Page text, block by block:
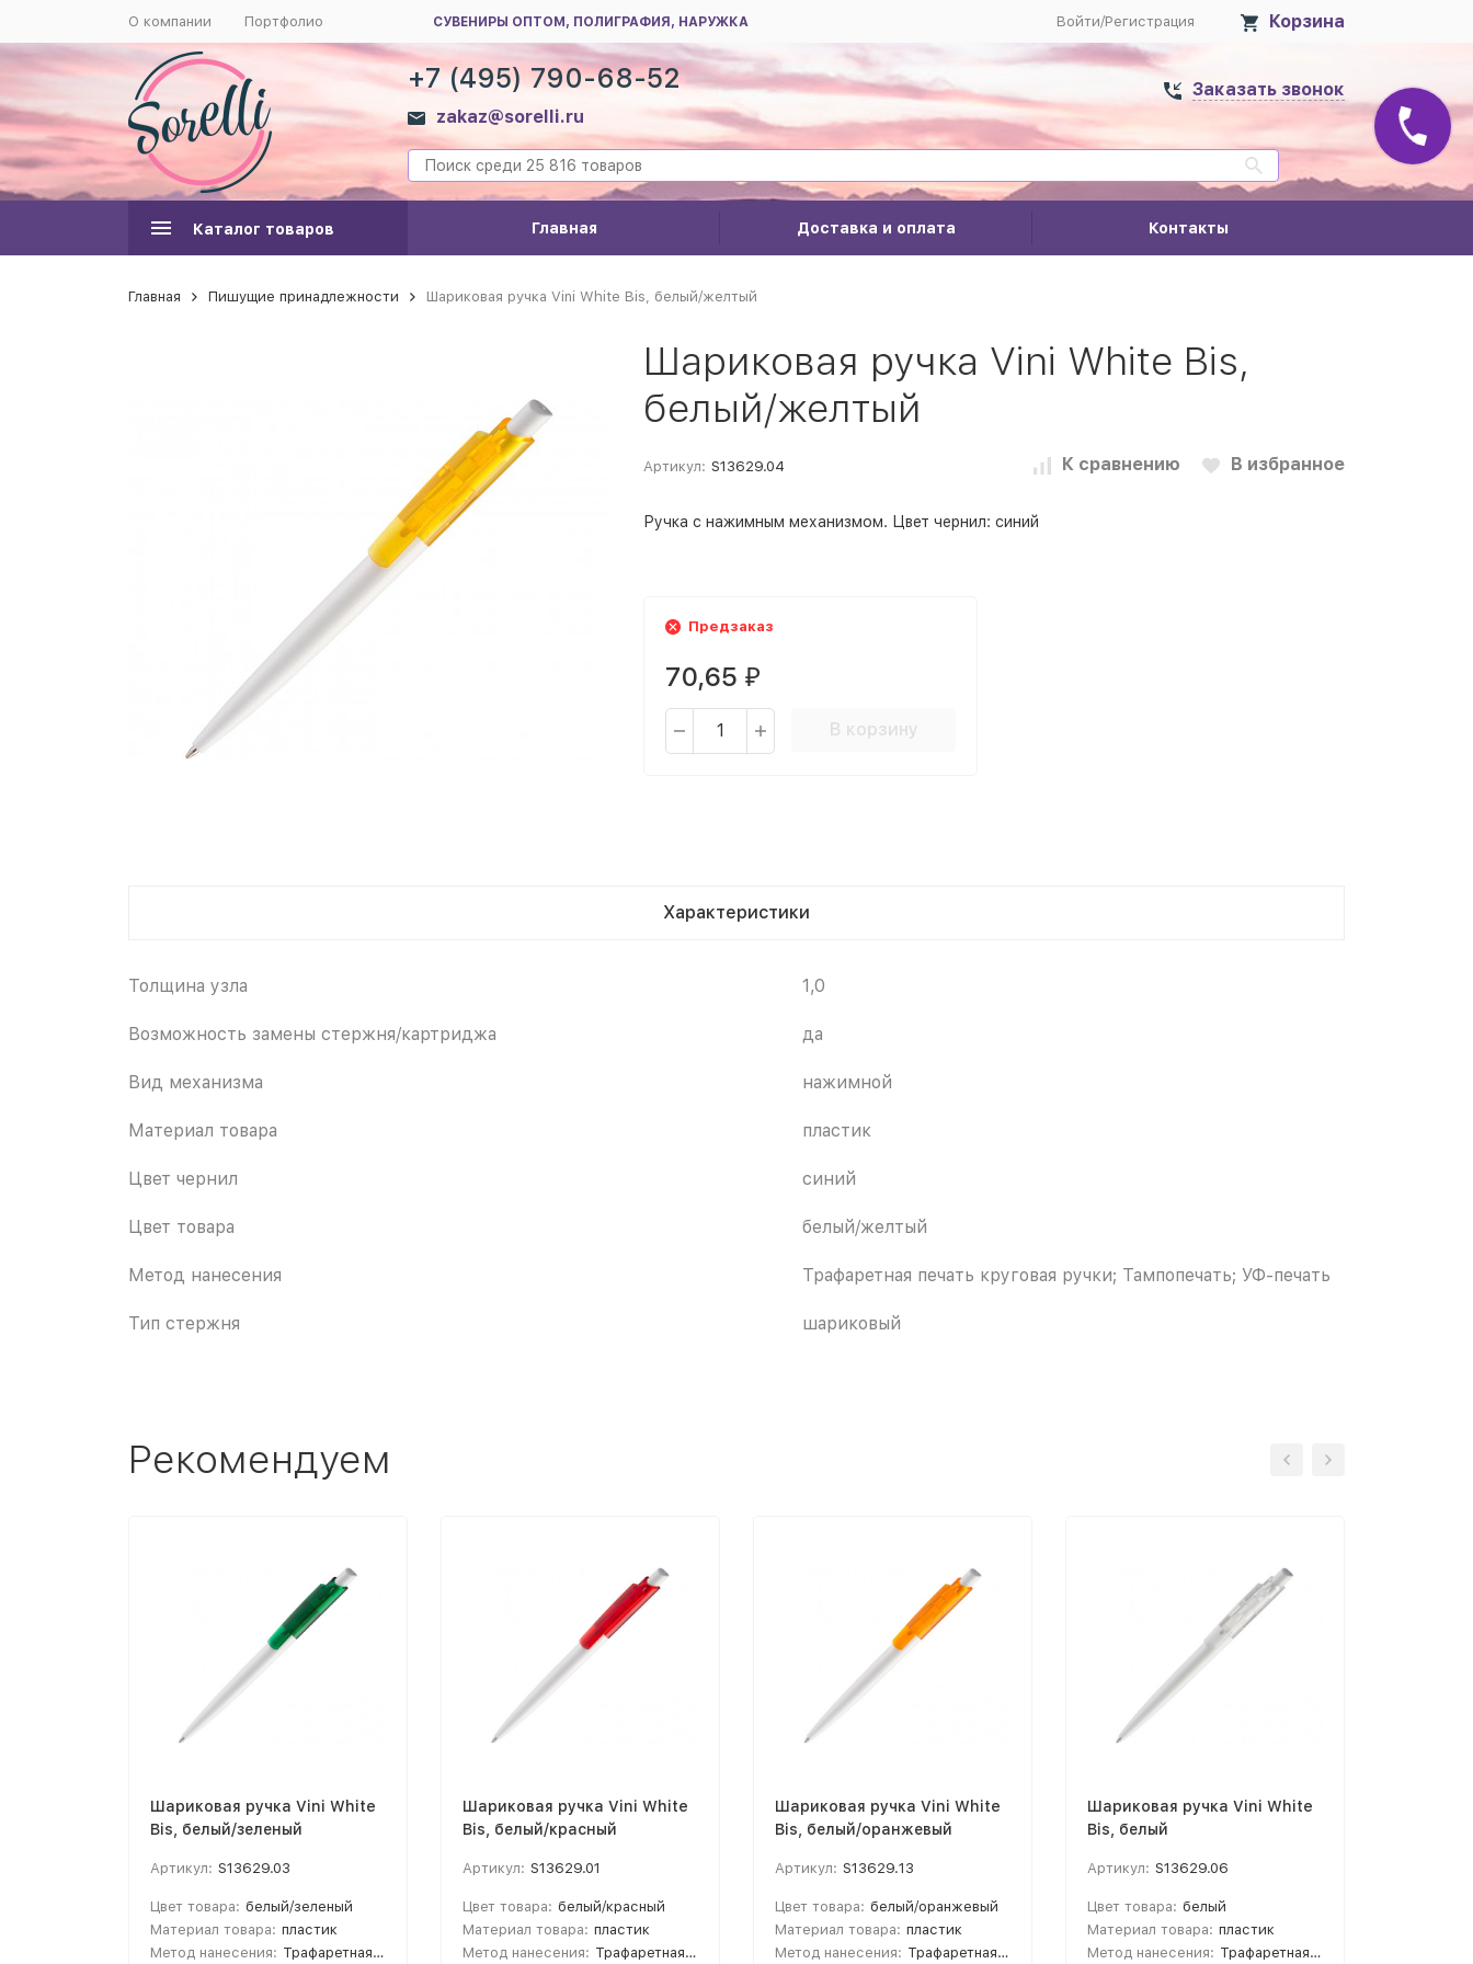
О компании Портфолио СУВЕНИРЫ ОПТОМ, ПОЛИГРАФИЯ, НАРУЖКА Войти/Регистрация Корзина
+7 (495) 790-68-52
zakaz@sorelli.ru
Заказать звонок
Каталог товаров Главная Доставка и оплата Контакты
Главная Пишущие принадлежности Шариковая ручка Vini White Bis, белый/желтый
Шариковая ручка Vini White Bis,
белый/желтый
Артикул: S13629.04 К сравнению В избранное
Ручка с нажимным механизмом. Цвет чернил: синий
Предзаказ
70,65 ₽
В корзину
Характеристики
Толщина узла 1,0
Возможность замены стержня/картриджа да
Вид механизма нажимной
Материал товара пластик
Цвет чернил синий
Цвет товара белый/желтый
Метод нанесения Трафаретная печать круговая ручки; Тампопечать; УФ-печать
Тип стержня шариковый
Рекомендуем
Шариковая ручка Vini White
Bis, белый/зеленый
Артикул: S13629.03
Цвет товара: белый/зеленый
Материал товара: пластик
Метод нанесения: Трафаретная печать круговая ручки; Тампопечать; УФ-печать
Шариковая ручка Vini White
Bis, белый/красный
Артикул: S13629.01
Цвет товара: белый/красный
Материал товара: пластик
Метод нанесения: Трафаретная печать круговая ручки; Тампопечать; УФ-печать
Шариковая ручка Vini White
Bis, белый/оранжевый
Артикул: S13629.13
Цвет товара: белый/оранжевый
Материал товара: пластик
Метод нанесения: Трафаретная печать круговая ручки; Тампопечать; УФ-печать
Шариковая ручка Vini White
Bis, белый
Артикул: S13629.06
Цвет товара: белый
Материал товара: пластик
Метод нанесения: Трафаретная печать круговая ручки; Тампопечать; УФ-печать